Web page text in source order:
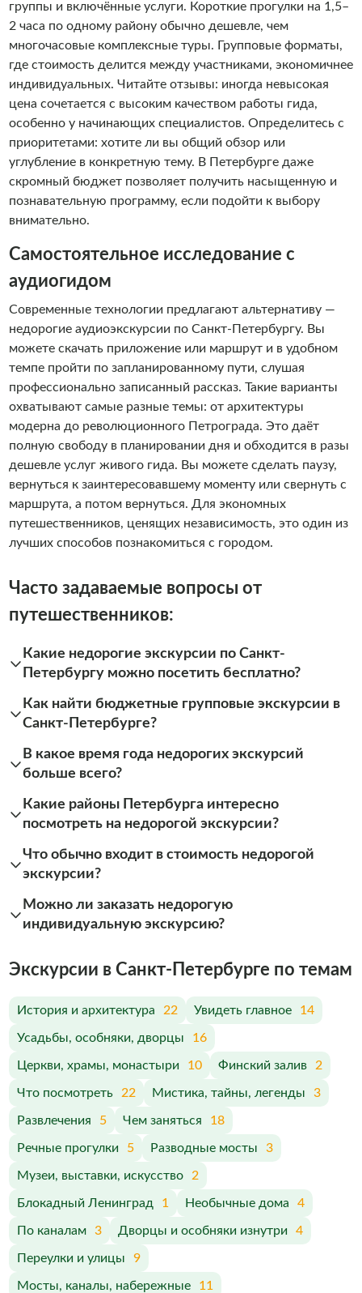
группы и включённые услуги. Короткие прогулки на 1,5–
2 часа по одному району обычно дешевле, чем
многочасовые комплексные туры. Групповые форматы,
где стоимость делится между участниками, экономичнее
индивидуальных. Читайте отзывы: иногда невысокая
цена сочетается с высоким качеством работы гида,
особенно у начинающих специалистов. Определитесь с
приоритетами: хотите ли вы общий обзор или
углубление в конкретную тему. В Петербурге даже
скромный бюджет позволяет получить насыщенную и
познавательную программу, если подойти к выбору
внимательно.
Самостоятельное исследование с
аудиогидом
Современные технологии предлагают альтернативу —
недорогие аудиоэкскурсии по Санкт-Петербургу. Вы
можете скачать приложение или маршрут и в удобном
темпе пройти по запланированному пути, слушая
профессионально записанный рассказ. Такие варианты
охватывают самые разные темы: от архитектуры
модерна до революционного Петрограда. Это даёт
полную свободу в планировании дня и обходится в разы
дешевле услуг живого гида. Вы можете сделать паузу,
вернуться к заинтересовавшему моменту или свернуть с
маршрута, а потом вернуться. Для экономных
путешественников, ценящих независимость, это один из
лучших способов познакомиться с городом.
Часто задаваемые вопросы от
путешественников:
Какие недорогие экскурсии по Санкт-
Петербургу можно посетить бесплатно?
Как найти бюджетные групповые экскурсии в
Санкт-Петербурге?
В какое время года недорогих экскурсий
больше всего?
Какие районы Петербурга интересно
посмотреть на недорогой экскурсии?
Что обычно входит в стоимость недорогой
экскурсии?
Можно ли заказать недорогую
индивидуальную экскурсию?
Экскурсии в Санкт-Петербурге по темам
История и архитектура 22 Увидеть главное 14
Усадьбы, особняки, дворцы 16
Церкви, храмы, монастыри 10 Финский залив 2
Что посмотреть 22 Мистика, тайны, легенды 3
Развлечения 5 Чем заняться 18
Речные прогулки 5 Разводные мосты 3
Музеи, выставки, искусство 2
Блокадный Ленинград 1 Необычные дома 4
По каналам 3 Дворцы и особняки изнутри 4
Переулки и улицы 9
Мосты, каналы, набережные 11